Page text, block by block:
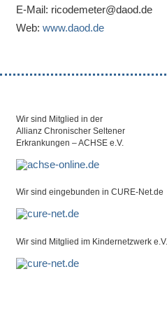
E-Mail: ricodemeter@daod.de
Web: www.daod.de
Wir sind Mitglied in der
Allianz Chronischer Seltener
Erkrankungen – ACHSE e.V.
Wir sind eingebunden in CURE-Net.de
Wir sind Mitglied im Kindernetzwerk e.V.